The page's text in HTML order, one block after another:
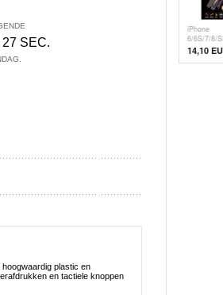
SEC.
plastic en
en tactiele knoppen
iPhone
6/6S/7/8/
(2020)/SE
14,10